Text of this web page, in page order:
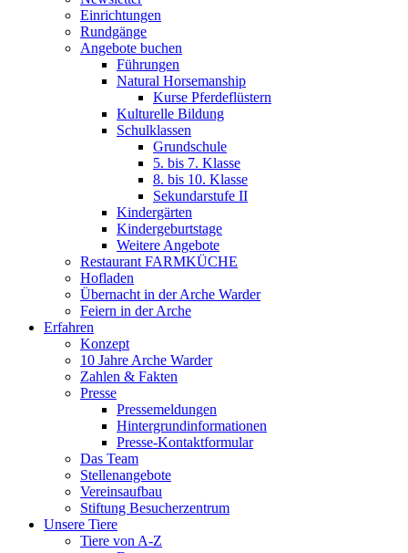
Einrichtungen
Rundgänge
Angebote buchen
Führungen
Natural Horsemanship
Kurse Pferdeflüstern
Kulturelle Bildung
Schulklassen
Grundschule
5. bis 7. Klasse
8. bis 10. Klasse
Sekundarstufe II
Kindergärten
Kindergeburtstage
Weitere Angebote
Restaurant FARMKÜCHE
Hofladen
Übernacht in der Arche Warder
Feiern in der Arche
Erfahren
Konzept
10 Jahre Arche Warder
Zahlen & Fakten
Presse
Pressemeldungen
Hintergrundinformationen
Presse-Kontaktformular
Das Team
Stellenangebote
Vereinsaufbau
Stiftung Besucherzentrum
Unsere Tiere
Tiere von A-Z